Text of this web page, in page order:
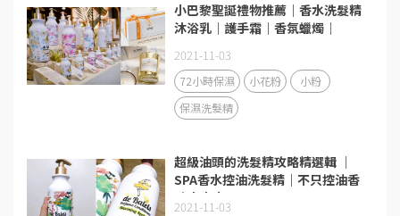
小巴黎聖誕禮物推薦｜香水洗髮精
沐浴乳｜護手霜｜香氛蠟燭｜
2021-11-03
72小時保濕 小花粉
小粉
保濕洗髮精
超級油頭的洗髮精攻略精選輯 ｜
SPA香水控油洗髮精｜不只控油香
味也療癒
2021-11-03